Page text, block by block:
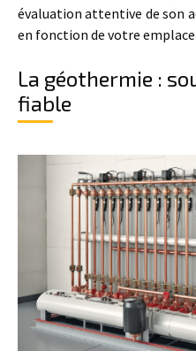
évaluation attentive de son
en fonction de votre
La géothermie :
fiable